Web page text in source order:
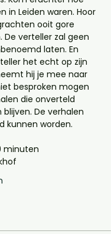
in Leiden waren. Hoor
ooit gore
De verteller zal geen
laten. En
het echt op zijn
hij je mee naar
besproken mogen
die onverteld
De verhalen
kunnen worden.
minuten